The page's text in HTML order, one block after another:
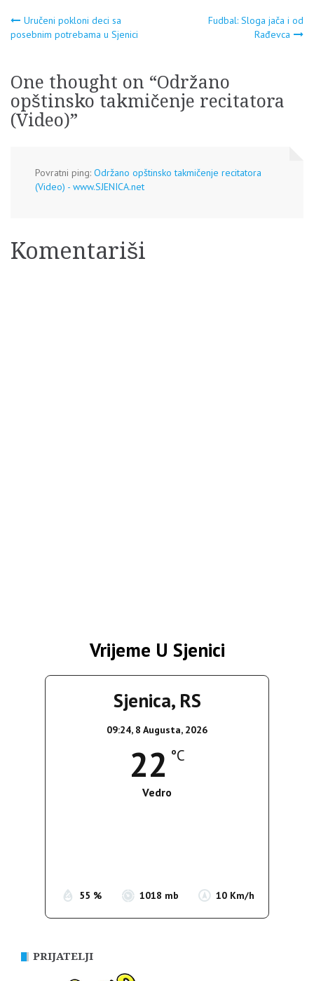
Navigacija
Uručeni pokloni deci sa
posebnim potrebama u Sjenici
Fudbal: Sloga jača i od
Rađevca
One thought on “Održano
opštinsko takmičenje recitatora
(Video)”
Povratni ping: Održano opštinsko takmičenje recitatora
(Video) - www.SJENICA.net
Komentariši
Vrijeme U Sjenici
Sjenica, RS
09:24, 8 Augusta, 2026
22 °C
Vedro
55 % 1018 mb 10 Km/h
PRIJATELJI